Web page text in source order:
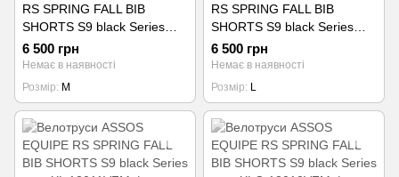
RS SPRING FALL BIB
SHORTS S9 black Series
man M
6 500 грн
Немає в наявності
Розмір
M
RS SPRING FALL BIB
SHORTS S9 black Series
man L
6 500 грн
Немає в наявності
Розмір
L